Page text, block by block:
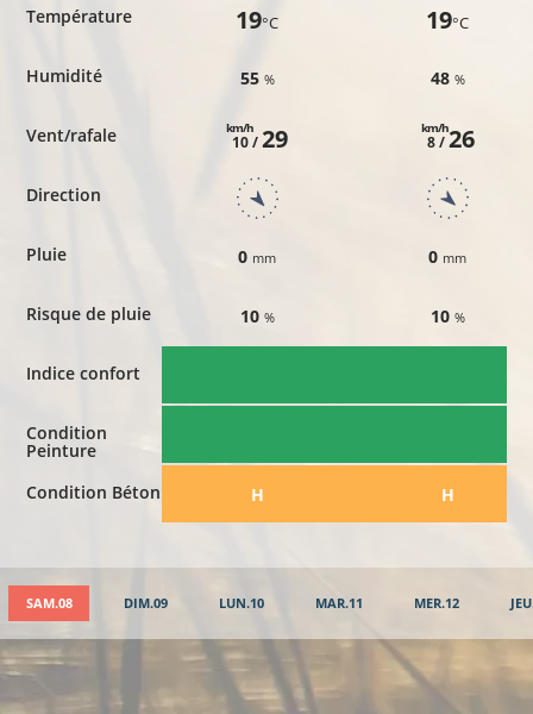
Température
Humidité
Vent/rafale
Direction
Pluie
Risque de pluie
Indice confort
Condition
Peinture
Condition Béton
19°C
55 %
10 /
km/h 29
0 mm
10 %
​H
19°C
48 %
8 /
km/h26
0 mm
10 %
​H
SAM.08 DIM.09 LUN.10 MAR.11 MER.12